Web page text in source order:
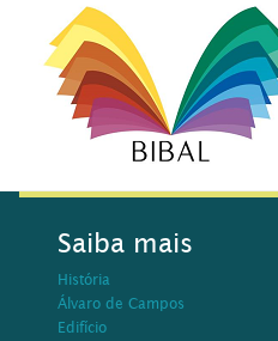
Saiba mais
História
Álvaro de Campos
Edifício